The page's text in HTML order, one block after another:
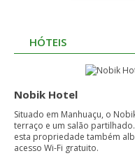
HÓTEIS
Nobik Hotel
Situado em Manhuaçu, o
terraço e um salão
esta propriedade também
acesso Wi-Fi gratuito.